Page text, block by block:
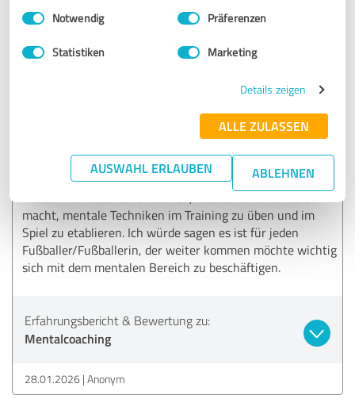
Impressum Datenschutzbestimmungen
Einwilligungsauswahl
Notwendig Präferenzen
Statistiken Marketing
Details zeigen
ALLE ZULASSEN
AUSWAHL ERLAUBEN ABLEHNEN
4,80 von 5
SEHR GUT Empfehlung
In meinem ersten Jahr in der 1. Bundesliga ahnte ich, was
für Herausforderungen mental auf mich zukommen
würden. Ich habe mich dafür entschieden mit Julius im
mentalen Bereich zusammenzuarbeiten, da ich meine
mentalen Skills besonders unter Leistungsdruck stärken
wollte. Für mich war die Arbeit an mir selbst unglaublich
kostbar. Ich habe lernen dürfen, was es für ein Unterschied
macht, mentale Techniken im Training zu üben und im
Spiel zu etablieren. Ich würde sagen es ist für jeden
Fußballer/Fußballerin, der weiter kommen möchte wichtig
sich mit dem mentalen Bereich zu beschäftigen.
Erfahrungsbericht & Bewertung zu:
Mentalcoaching
28.01.2026 Anonym